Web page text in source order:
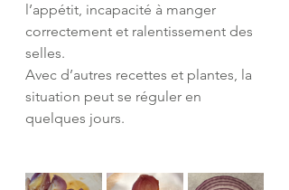
l’appétit, incapacité à manger
correctement et ralentissement des
selles.
Avec d’autres recettes et plantes, la
situation peut se réguler en
quelques jours.